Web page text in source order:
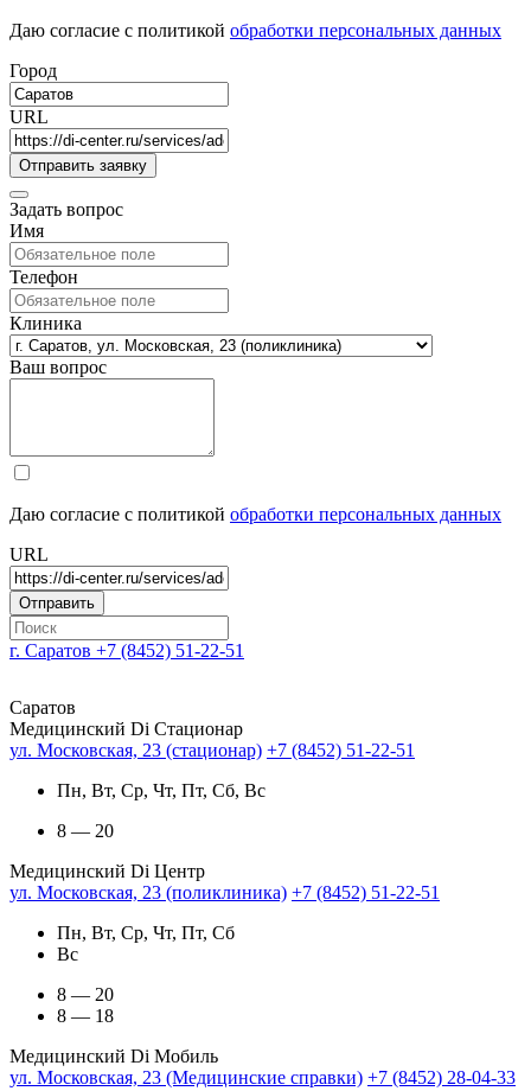
Даю согласие с политикой обработки персональных данных
Город
URL
Задать вопрос
Имя
Телефон
Клиника
Ваш вопрос
Даю согласие с политикой обработки персональных данных
URL
г. Саратов +7 (8452) 51-22-51
Саратов
Медицинский Di Стационар
ул. Московская, 23 (стационар) +7 (8452) 51-22-51
Пн, Вт, Ср, Чт, Пт, Сб, Вс
8 — 20
Медицинский Di Центр
ул. Московская, 23 (поликлиника) +7 (8452) 51-22-51
Пн, Вт, Ср, Чт, Пт, Сб
Вс
8 — 20
8 — 18
Медицинский Di Мобиль
ул. Московская, 23 (Медицинские справки) +7 (8452) 28-04-33